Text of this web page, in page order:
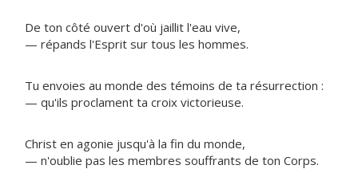
De ton côté ouvert d'où jaillit l'eau vive,
— répands l'Esprit sur tous les hommes.
Tu envoies au monde des témoins de ta résurrection :
— qu'ils proclament ta croix victorieuse.
Christ en agonie jusqu'à la fin du monde,
— n'oublie pas les membres souffrants de ton Corps.